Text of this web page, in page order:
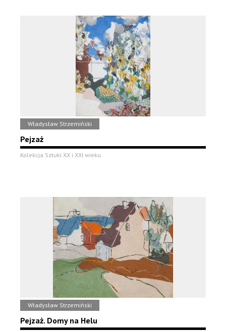
Władysław Strzemiński
Pejzaż
Kolekcja Sztuki XX i XXI wieku
Władysław Strzemiński
Pejzaż. Domy na Helu